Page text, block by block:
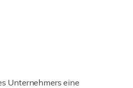
Unternehmers eine